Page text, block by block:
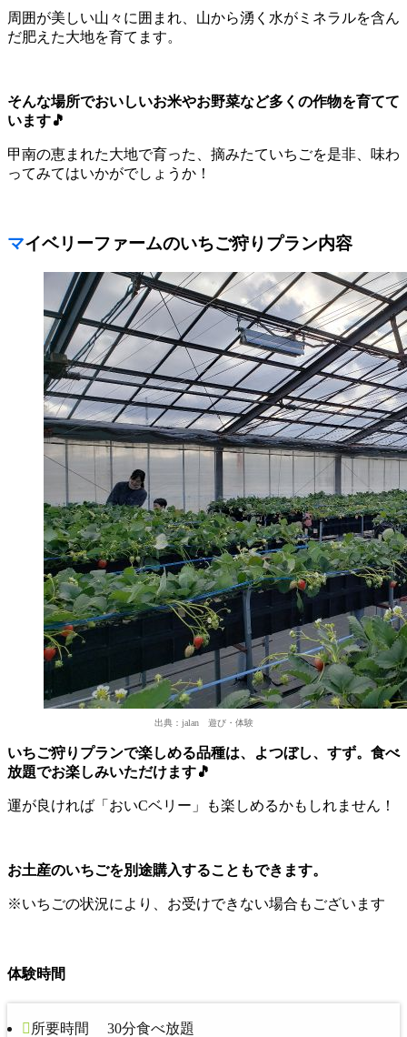
周囲が美しい山々に囲まれ、山から湧く水がミネラルを含ん
だ肥えた大地を育てます。
そんな場所でおいしいお米やお野菜など多くの作物を育てて
います🎵
甲南の恵まれた大地で育った、摘みたていちごを是非、味わ
ってみてはいかがでしょうか！
マイベリーファームのいちご狩りプラン内容
出典：jalan 遊び・体験
いちご狩りプランで楽しめる品種は、よつぼし、すず。食べ
放題でお楽しみいただけます🎵
運が良ければ「おいCベリー」も楽しめるかもしれません！
お土産のいちごを別途購入することもできます。
※いちごの状況により、お受けできない場合もございます
体験時間
所要時間 30分食べ放題